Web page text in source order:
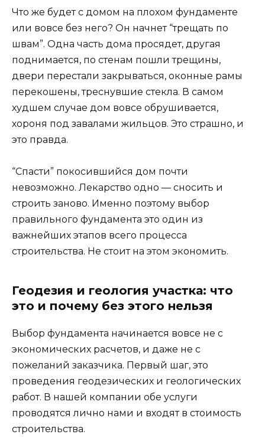
Что же будет с домом на плохом фундаменте
или вовсе без него? Он начнет “трещать по
швам”. Одна часть дома просядет, другая
поднимается, по стенам пошли трещины,
двери перестали закрываться, оконные рамы
перекошены, треснувшие стекла. В самом
худшем случае дом вовсе обрушивается,
хороня под завалами жильцов. Это страшно, и
это правда.
“Спасти” покосившийся дом почти
невозможно. Лекарство одно — сносить и
строить заново. Именно поэтому выбор
правильного фундамента это один из
важнейших этапов всего процесса
строительства. Не стоит на этом экономить.
Геодезия и геология участка: что
это и почему без этого нельзя
Выбор фундамента начинается вовсе не с
экономических расчетов, и даже не с
пожеланий заказчика. Первый шаг, это
проведения геодезических и геологических
работ. В нашей компании обе услуги
проводятся лично нами и входят в стоимость
строительства.